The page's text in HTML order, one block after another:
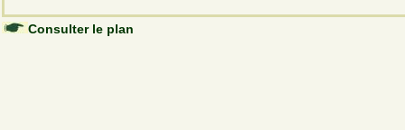
Consulter le plan